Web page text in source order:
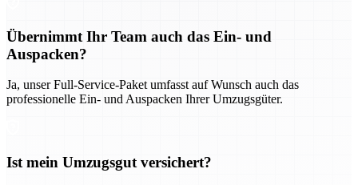
Übernimmt Ihr Team auch das Ein- und
Auspacken?
Ja, unser Full-Service-Paket umfasst auf Wunsch auch das
professionelle Ein- und Auspacken Ihrer Umzugsgüter.
Ist mein Umzugsgut versichert?